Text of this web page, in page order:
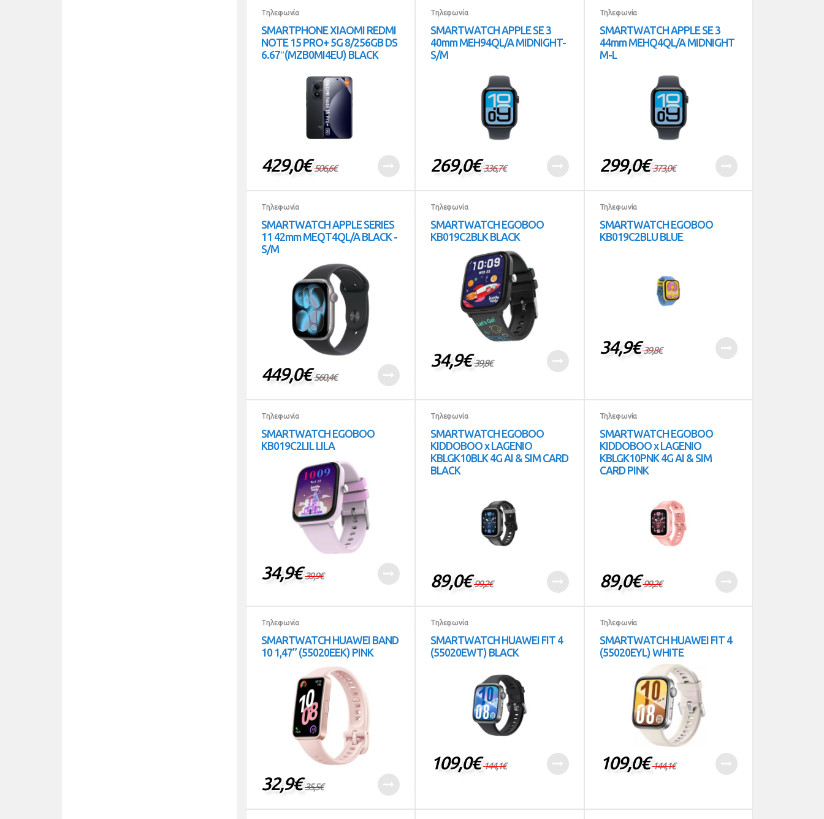
Τηλεφωνία
SMARTPHONE XIAOMI REDMI
NOTE 15 PRO+ 5G 8/256GB DS
6.67″(MZB0MI4EU) BLACK
429,0€ 506,6€
Τηλεφωνία
SMARTWATCH APPLE SE 3
40mm MEH94QL/A MIDNIGHT-
S/M
269,0€ 336,7€
Τηλεφωνία
SMARTWATCH APPLE SE 3
44mm MEHQ4QL/A MIDNIGHT
M-L
299,0€ 373,0€
Τηλεφωνία
SMARTWATCH APPLE SERIES
11 42mm MEQT4QL/A BLACK -
S/M
449,0€ 560,4€
Τηλεφωνία
SMARTWATCH EGOBOO
KB019C2BLK BLACK
34,9€ 39,8€
Τηλεφωνία
SMARTWATCH EGOBOO
KB019C2BLU BLUE
34,9€ 39,8€
Τηλεφωνία
SMARTWATCH EGOBOO
KB019C2LIL LILA
34,9€ 39,9€
Τηλεφωνία
SMARTWATCH EGOBOO
KIDDOBOO x LAGENIO
KBLGK10BLK 4G AI & SIM CARD
BLACK
89,0€ 99,2€
Τηλεφωνία
SMARTWATCH EGOBOO
KIDDOBOO x LAGENIO
KBLGK10PNK 4G AI & SIM
CARD PINK
89,0€ 99,2€
Τηλεφωνία
SMARTWATCH HUAWEI BAND
10 1,47” (55020EEK) PINK
32,9€ 35,5€
Τηλεφωνία
SMARTWATCH HUAWEI FIT 4
(55020EWT) BLACK
109,0€ 144,1€
Τηλεφωνία
SMARTWATCH HUAWEI FIT 4
(55020EYL) WHITE
109,0€ 144,1€